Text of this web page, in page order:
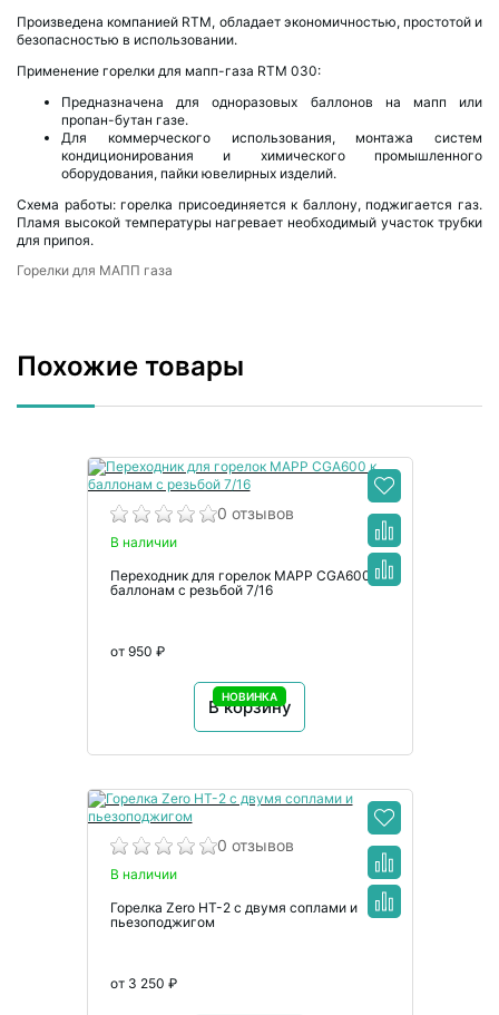
Произведена компанией RTM, обладает экономичностью, простотой и
безопасностью в использовании.
Применение горелки для мапп-газа RTM 030:
Предназначена для одноразовых баллонов на мапп или
пропан-бутан газе.
Для коммерческого использования, монтажа систем
кондиционирования и химического промышленного
оборудования, пайки ювелирных изделий.
Схема работы: горелка присоединяется к баллону, поджигается газ.
Пламя высокой температуры нагревает необходимый участок трубки
для припоя.
Горелки для МАПП газа
Похожие товары
0 отзывов
В наличии
Переходник для горелок МАPP CGA600 к
баллонам с резьбой 7/16
от 950 ₽
В корзину
НОВИНКА
0 отзывов
В наличии
Горелка Zero HT-2 с двумя соплами и
пьезоподжигом
от 3 250 ₽